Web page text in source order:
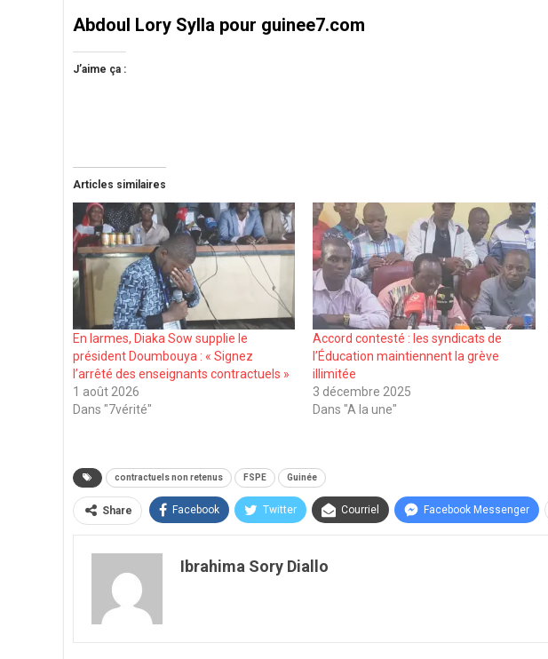
Abdoul Lory Sylla pour guinee7.com
J’aime ça :
Articles similaires
En larmes, Diaka Sow supplie le
président Doumbouya : « Signez
l’arrêté des enseignants contractuels »
1 août 2026
Dans "7vérité"
Accord contesté : les syndicats de
l’Éducation maintiennent la grève
illimitée
3 décembre 2025
Dans "A la une"
contractuels non retenus FSPE Guinée
Share Facebook Twitter Courriel Facebook Messenger
Ibrahima Sory Diallo